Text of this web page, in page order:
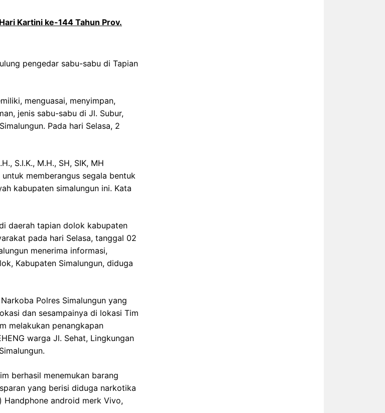
Kartini ke-144 Tahun Prov.
pengedar sabu-sabu di Tapian
menguasai, menyimpan,
jenis sabu-sabu di Jl. Subur,
Pada hari Selasa, 2
S.I.K., M.H., SH, SIK, MH
memberangus segala bentuk
kabupaten simalungun ini. Kata
daerah tapian dolok kabupaten
pada hari Selasa, tanggal 02
menerima informasi,
Kabupaten Simalungun, diduga
Polres Simalungun yang
dan sesampainya di lokasi Tim
melakukan penangkapan
warga Jl. Sehat, Lingkungan
berhasil menemukan barang
yang berisi diduga narkotika
Handphone android merk Vivo,